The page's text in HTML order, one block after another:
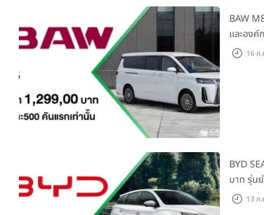
BAW
และองค์
16 ก
BYD
บาท รุ่น
แสนคัน
13 ก